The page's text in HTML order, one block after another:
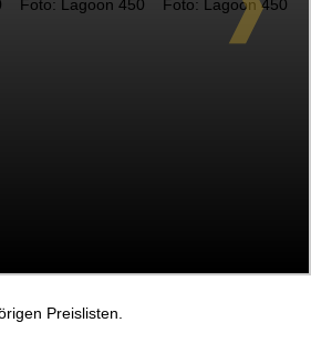
Preislisten.